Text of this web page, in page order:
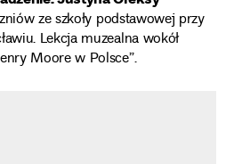
ze szkoły podstawowej przy
Lekcja muzealna wokół
Moore w Polsce”.